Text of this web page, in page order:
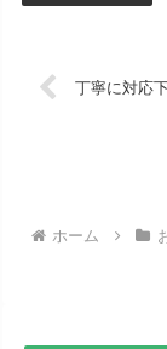
丁寧に対応
ホーム